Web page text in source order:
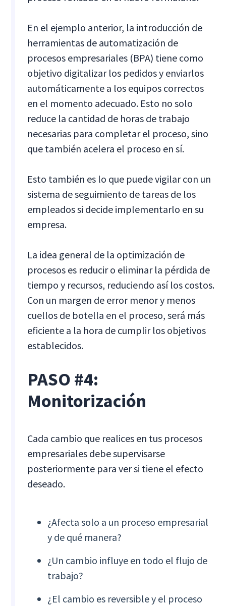
En el ejemplo anterior, la introducción de
herramientas de automatización de
procesos empresariales (BPA) tiene como
objetivo digitalizar los pedidos y enviarlos
automáticamente a los equipos correctos
en el momento adecuado. Esto no solo
reduce la cantidad de horas de trabajo
necesarias para completar el proceso, sino
que también acelera el proceso en sí.
Esto también es lo que puede vigilar con un
sistema de seguimiento de tareas de los
empleados si decide implementarlo en su
empresa.
La idea general de la optimización de
procesos es reducir o eliminar la pérdida de
tiempo y recursos, reduciendo así los costos.
Con un margen de error menor y menos
cuellos de botella en el proceso, será más
eficiente a la hora de cumplir los objetivos
establecidos.
PASO #4:
Monitorización
Cada cambio que realices en tus procesos
empresariales debe supervisarse
posteriormente para ver si tiene el efecto
deseado.
¿Afecta solo a un proceso empresarial
y de qué manera?
¿Un cambio influye en todo el flujo de
trabajo?
¿El cambio es reversible y el proceso